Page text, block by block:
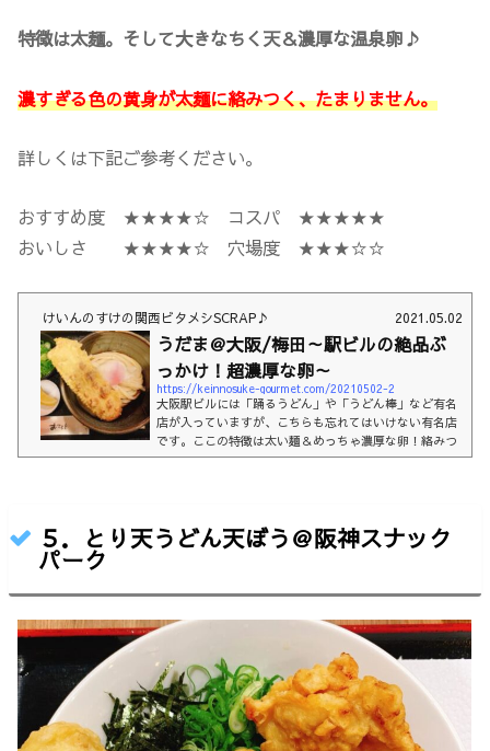
特徴は太麺。そして大きなちく天＆濃厚な温泉卵♪
濃すぎる色の黄身が太麺に絡みつく、たまりません。
詳しくは下記ご参考ください。
おすすめ度 ★★★★☆ コスパ ★★★★★
おいしさ ★★★★☆ 穴場度 ★★★☆☆
けいんのすけの関西ビタメシSCRAP♪ 2021.05.02
うだま＠大阪/梅田～駅ビルの絶品ぶ
っかけ！超濃厚な卵～
https://keinnosuke-gourmet.com/20210502-2
大阪駅ビルには「踊るうどん」や「うどん棒」など有名
店が入っていますが、こちらも忘れてはいけない有名店
です。ここの特徴は太い麺＆めっちゃ濃厚な卵！絡みつ
くとすき焼きのうどんを食べている気分になります。超
んのすけです。本日は大阪駅前第3ビルB1にある有名う
どん屋へ。駅ビルには「踊るうどん」「うどん棒」など
５．とり天うどん天ぼう＠阪神スナック
パーク